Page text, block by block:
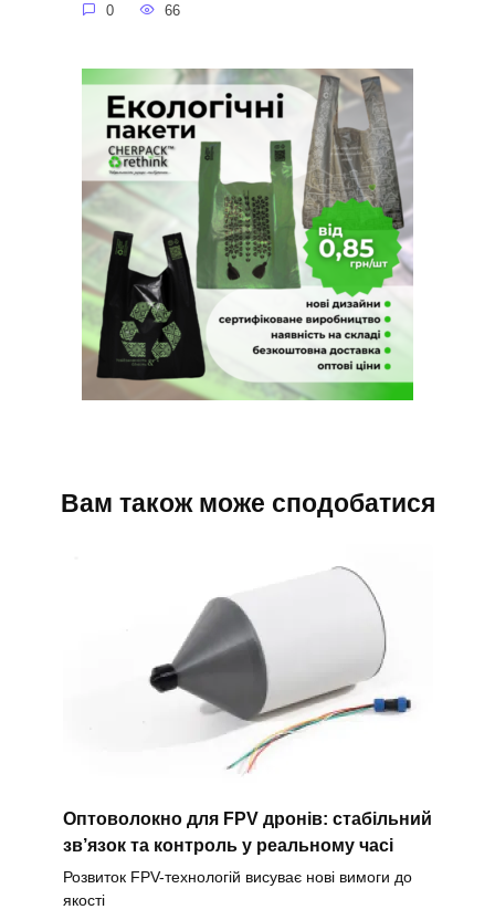
0 66
Вам також може сподобатися
Оптоволокно для FPV дронів: стабільний
зв’язок та контроль у реальному часі
Розвиток FPV-технологій висуває нові вимоги до
якості